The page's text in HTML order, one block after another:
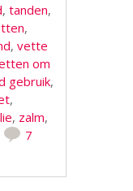
,tanden,
,
,vette
om
gebruik,
,
, zalm,
7